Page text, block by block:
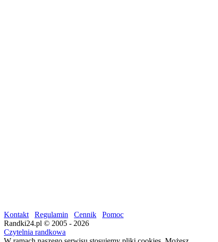
Kontakt Regulamin Cennik
Pomoc
Randki24.pl © 2005 - 2026
Czytelnia randkowa